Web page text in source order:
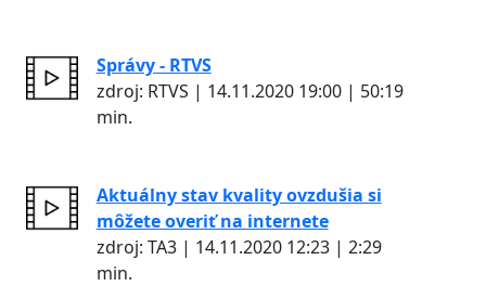
Správy - RTVS
zdroj: RTVS | 14.11.2020 19:00 | 50:19
min.
Aktuálny stav kvality ovzdušia si
môžete overiť na internete
zdroj: TA3 | 14.11.2020 12:23 | 2:29
min.